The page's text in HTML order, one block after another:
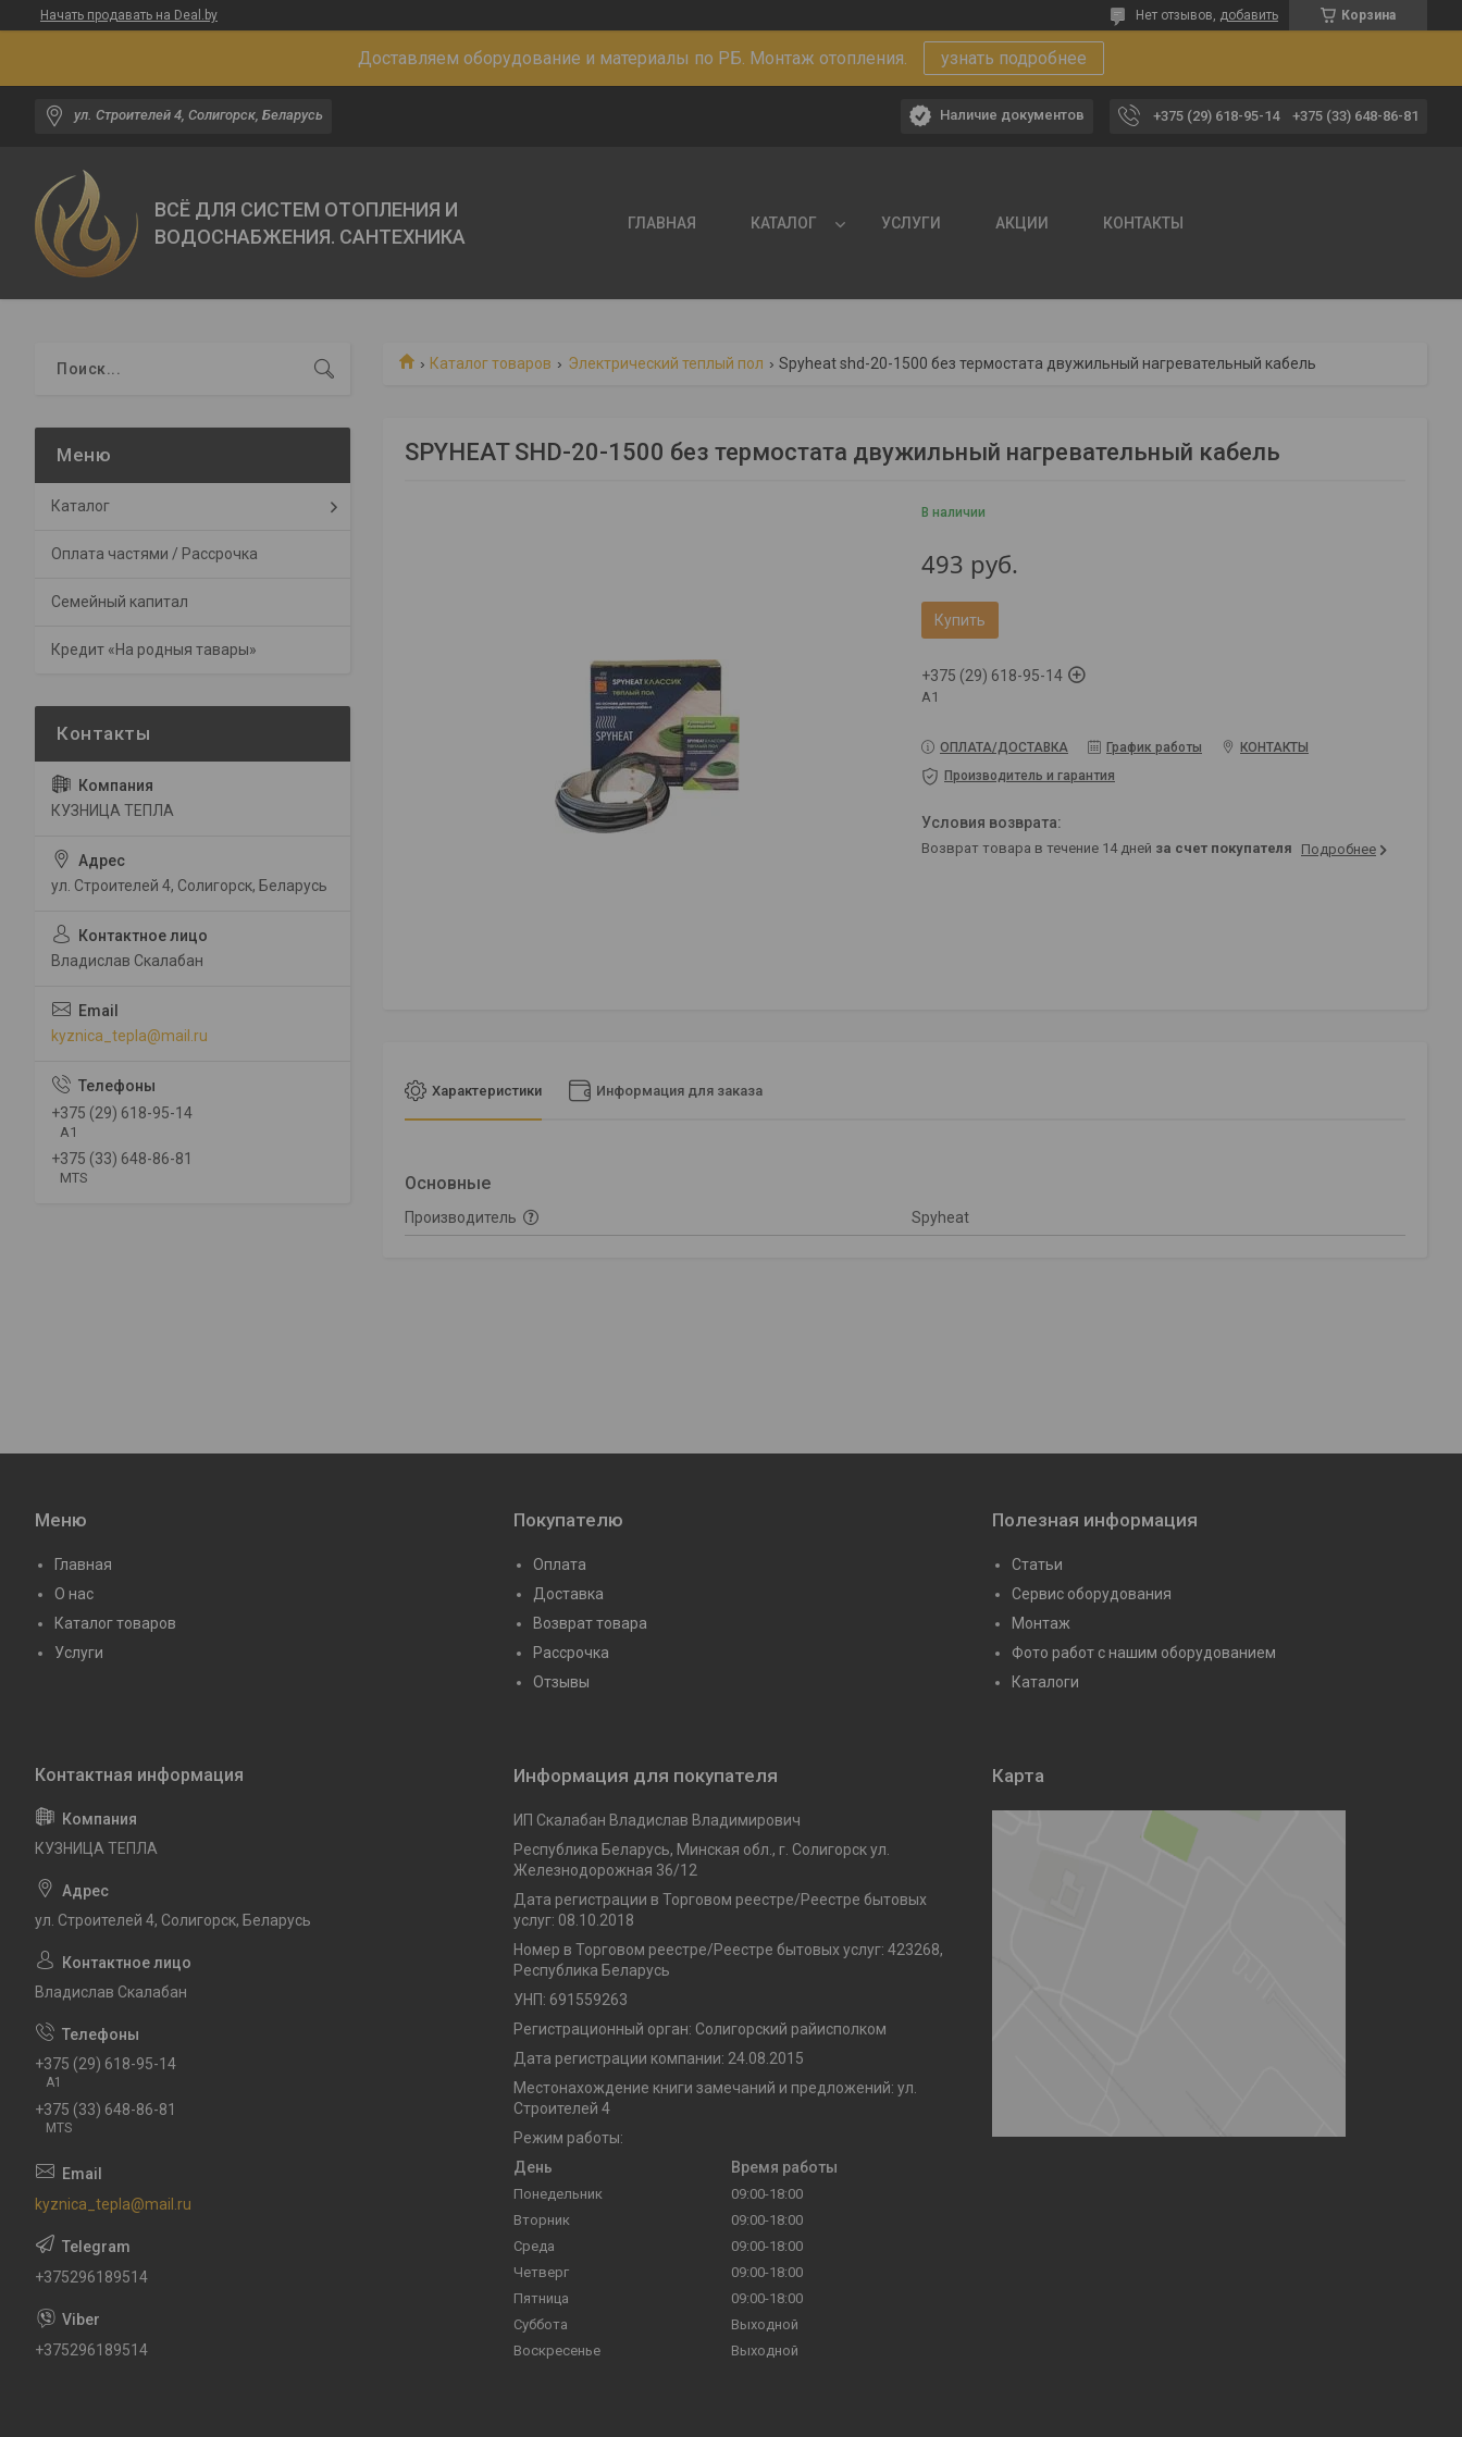
Начать продавать на Deal.by Корзина
Нет отзывов, добавить
Доставляем оборудование и материалы по РБ. Монтаж отопления. узнать подробнее
ул. Строителей 4, Солигорск, Беларусь Наличие документов +375 (29) 618-95-14 +375 (33) 648-86-81
ВСЁ ДЛЯ СИСТЕМ ОТОПЛЕНИЯ И
ВОДОСНАБЖЕНИЯ. САНТЕХНИКА
ГЛАВНАЯ КАТАЛОГ УСЛУГИ АКЦИИ КОНТАКТЫ
Каталог товаров Электрический теплый пол Spyheat shd-20-1500 без термостата двужильный нагревательный кабель
SPYHEAT SHD-20-1500 без термостата двужильный нагревательный кабель
В наличии
493 руб.
Купить
+375 (29) 618-95-14
A1
ОПЛАТА/ДОСТАВКА График работы
КОНТАКТЫ
Производитель и гарантия
возврат товара в течение 14 дней за счет покупателя Подробнее
Характеристики Информация для заказа
Основные
Производитель Spyheat
Каталог
Оплата частями / Рассрочка
Семейный капитал
Кредит «На родныя тавары»
КУЗНИЦА ТЕПЛА
ул. Строителей 4, Солигорск, Беларусь
Владислав Скалабан
kyznica_tepla@mail.ru
+375 (29) 618-95-14
A1
+375 (33) 648-86-81
MTS
Меню
Главная
О нас
Каталог товаров
Услуги
Покупателю
Оплата
Доставка
Возврат товара
Рассрочка
Отзывы
Полезная информация
Статьи
Сервис оборудования
Монтаж
Фото работ с нашим оборудованием
Каталоги
КУЗНИЦА ТЕПЛА
ул. Строителей 4, Солигорск, Беларусь
Владислав Скалабан
+375 (29) 618-95-14
A1
+375 (33) 648-86-81
MTS
kyznica_tepla@mail.ru
+375296189514
+375296189514
Информация для покупателя
ИП Скалабан Владислав Владимирович
Республика Беларусь, Минская обл., г. Солигорск ул.
Железнодорожная 36/12
Дата регистрации в Торговом реестре/Реестре бытовых
услуг: 08.10.2018
Номер в Торговом реестре/Реестре бытовых услуг: 423268,
Республика Беларусь
УНП: 691559263
Регистрационный орган: Солигорский райисполком
Дата регистрации компании: 24.08.2015
Местонахождение книги замечаний и предложений: ул.
Строителей 4
Режим работы:
День
Время работы
Понедельник
09:00-18:00
Вторник
09:00-18:00
Среда
09:00-18:00
Четверг
09:00-18:00
Пятница
09:00-18:00
Суббота
Выходной
Воскресенье
Выходной
Карта